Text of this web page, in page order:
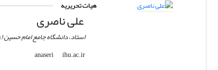
هیات تحریریه
علی ناصری
استاد، دانشگاه جامع امام حسین
anaseri
ihu.ac.ir